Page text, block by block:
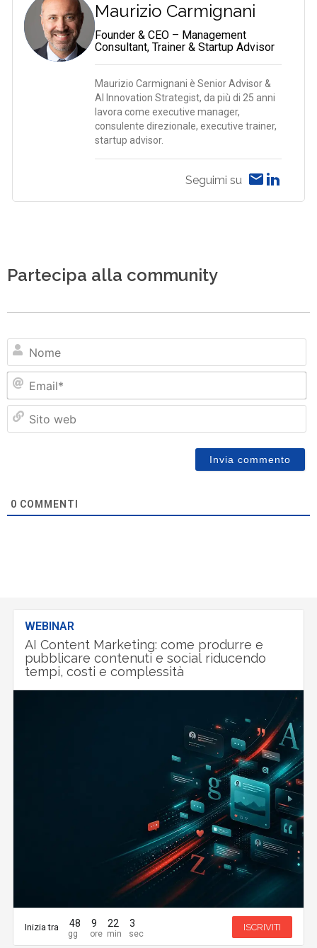
Maurizio Carmignani
Founder & CEO – Management
Consultant, Trainer & Startup Advisor
Maurizio Carmignani è Senior Advisor &
AI Innovation Strategist, da più di 25 anni
lavora come executive manager,
consulente direzionale, executive trainer,
startup advisor.
Seguimi su
Partecipa alla community
0 COMMENTI
WEBINAR
AI Content Marketing: come produrre e
pubblicare contenuti e social riducendo
tempi, costi e complessità
Inizia tra 48 9 22 2 ISCRIVITI